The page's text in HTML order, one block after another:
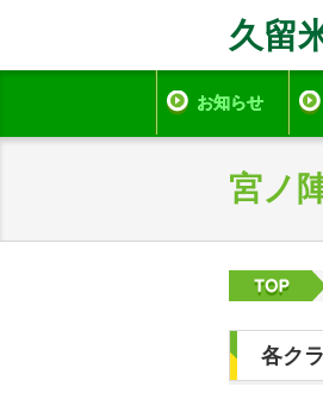
久留
お知らせ
宮ノ
各ク